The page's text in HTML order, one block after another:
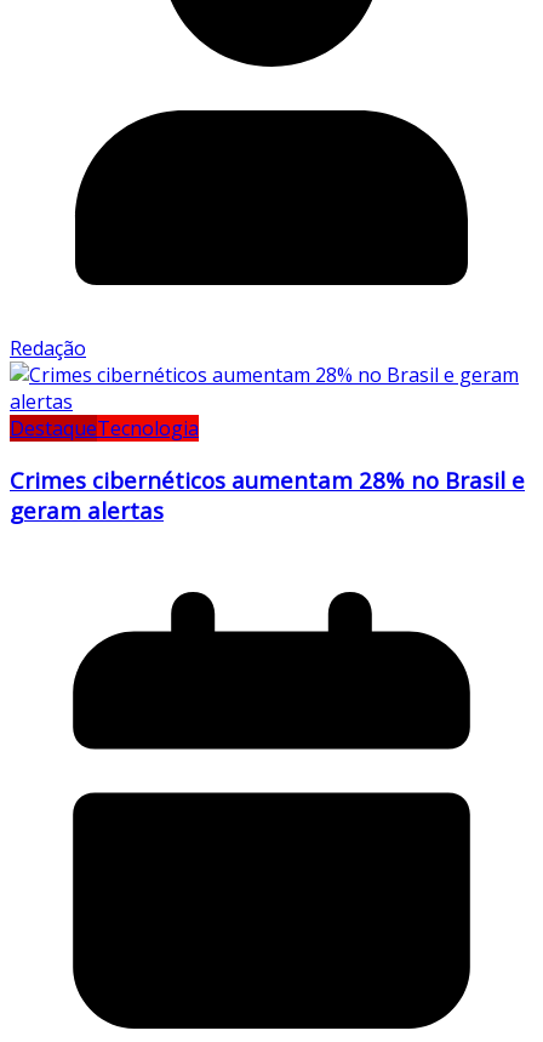
Redação
DestaqueTecnologia
Crimes cibernéticos aumentam 28% no Brasil e
geram alertas